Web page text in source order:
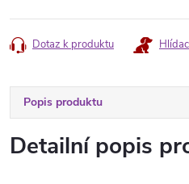
Dotaz k produktu
Popis produktu
Detailní popis